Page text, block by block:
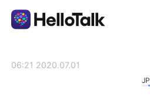
JP
2020.07.01 06:21